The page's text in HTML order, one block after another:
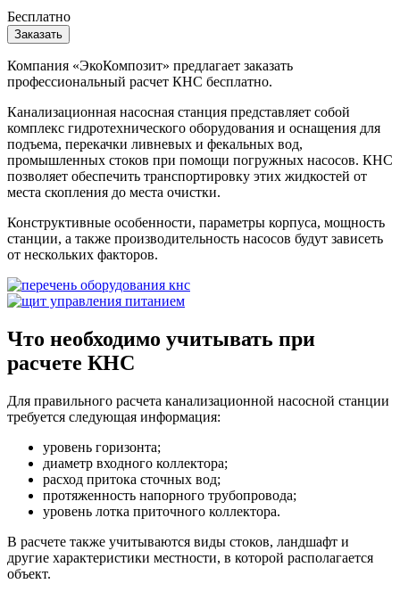
Бесплатно
Заказать
Компания «ЭкоКомпозит» предлагает заказать
профессиональный расчет КНС бесплатно.
Канализационная насосная станция представляет собой
комплекс гидротехнического оборудования и оснащения для
подъема, перекачки ливневых и фекальных вод,
промышленных стоков при помощи погружных насосов. КНС
позволяет обеспечить транспортировку этих жидкостей от
места скопления до места очистки.
Конструктивные особенности, параметры корпуса, мощность
станции, а также производительность насосов будут зависеть
от нескольких факторов.
Что необходимо учитывать при
расчете КНС
Для правильного расчета канализационной насосной станции
требуется следующая информация:
уровень горизонта;
диаметр входного коллектора;
расход притока сточных вод;
протяженность напорного трубопровода;
уровень лотка приточного коллектора.
В расчете также учитываются виды стоков, ландшафт и
другие характеристики местности, в которой располагается
объект.